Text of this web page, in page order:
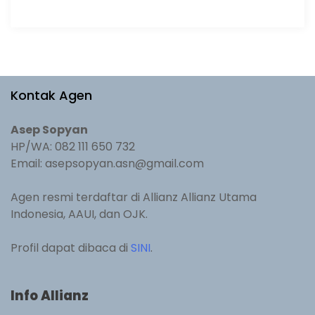
Kontak Agen
Asep Sopyan
HP/WA: 082 111 650 732
Email: asepsopyan.asn@gmail.com
Agen resmi terdaftar di Allianz Allianz Utama
Indonesia, AAUI, dan OJK.
Profil dapat dibaca di SINI.
Info Allianz